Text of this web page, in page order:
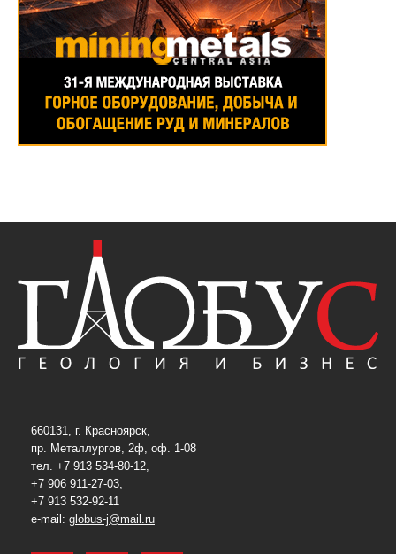
660131, г. Красноярск,
пр. Металлургов, 2ф, оф. 1-08
тел. +7 913 534-80-12,
+7 906 911-27-03,
+7 913 532-92-11
e-mail: globus-j@mail.ru